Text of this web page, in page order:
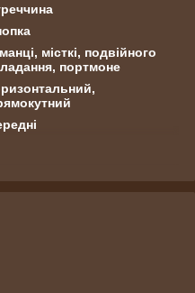
місткі, подвійного
портмоне